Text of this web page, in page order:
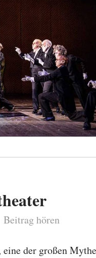
Beitrag hören
der großen